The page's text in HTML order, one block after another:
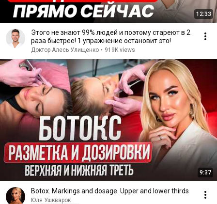
12:33
Этого не знают 99% людей и поэтому стареют в 2
раза быстрее! 1 упражнение остановит это!
Доктор Алесь Улищенко • 919K views
9:37
Botox. Markings and dosage. Upper and lower thirds
Юля Ушкварок